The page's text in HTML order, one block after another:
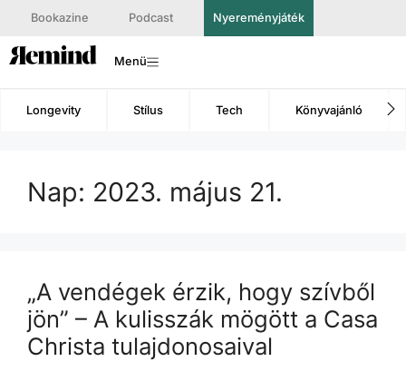
Bookazine Podcast Nyereményjáték
Menü
Longevity Stílus Tech Könyvajánló
Nap: 2023. május 21.
„A vendégek érzik, hogy szívből
jön” – A kulisszák mögött a Casa
Christa tulajdonosaival